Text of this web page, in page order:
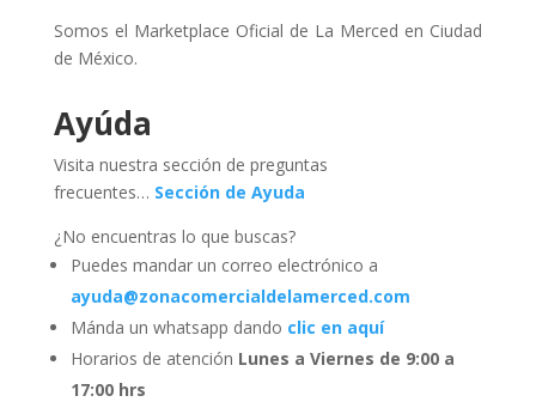
Somos el Marketplace Oficial de La Merced en Ciudad
de México.
Ayúda
Visita nuestra sección de preguntas
frecuentes… Sección de Ayuda
¿No encuentras lo que buscas?
Puedes mandar un correo electrónico a
ayuda@zonacomercialdelamerced.com
Mánda un whatsapp dando clic en aquí
Horarios de atención Lunes a Viernes de 9:00 a
17:00 hrs